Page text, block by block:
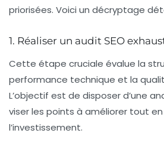
priorisées. Voici un décryptage
1. Réaliser un audit SEO
Cette étape cruciale évalue la
performance technique et la
L’objectif est de disposer d’une
viser les points à améliorer tout
l’investissement.